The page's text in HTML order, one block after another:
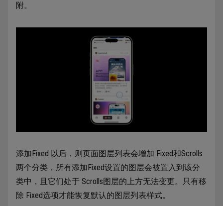
附。
添加Fixed 以后，则页面图层列表会增加 Fixed和Scrolls
两个分类，所有添加Fixed设置的图层会被置入到该分
类中，且它们处于 Scrolls图层的上方无法变更。只有移
除 Fixed选项才能恢复默认的图层列表样式。